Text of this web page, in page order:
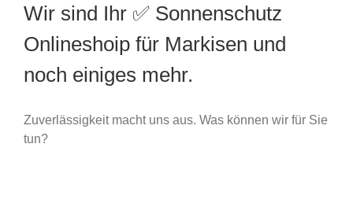
Wir sind Ihr ✅ Sonnenschutz
Onlineshoip für Markisen und
noch einiges mehr.
Zuverlässigkeit macht uns aus. Was können wir für Sie
tun?